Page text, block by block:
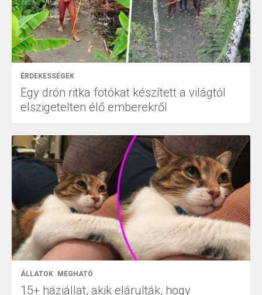
ÉRDEKESSÉGEK
Egy drón ritka fotókat készített a világtól
elszigetelten élő emberekről
ÁLLATOK MEGHATÓ
15+ háziállat, akik elárulták, hogy